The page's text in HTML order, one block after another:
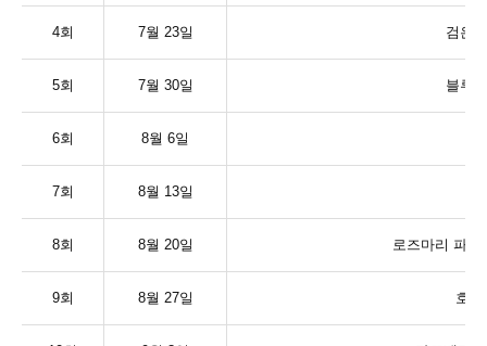
4회 7월 23일 검은
5회 7월 30일 블루
6회 8월 6일
7회 8월 13일
8회 8월 20일 로즈마리 파
9회 8월 27일 호